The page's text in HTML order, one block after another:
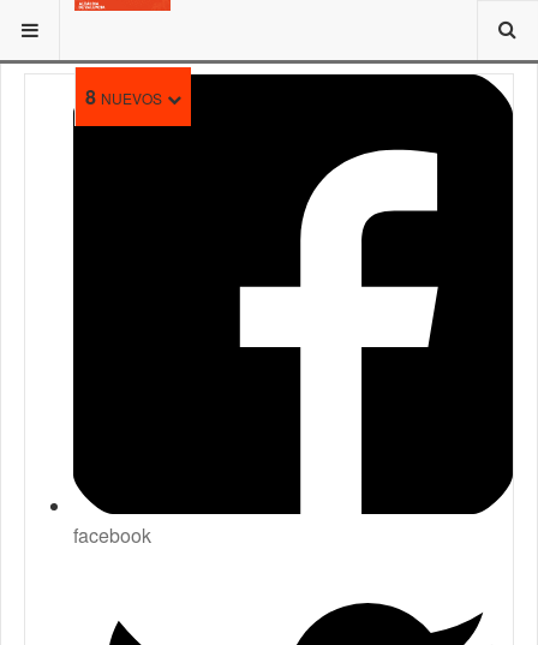
8 NUEVOS
ESTÁ AQUÍ:
facebook